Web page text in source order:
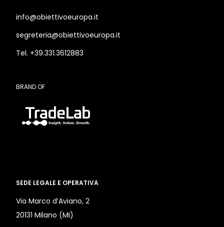
info@obiettivoeuropa.it
segreteria@obiettivoeuropa.it
Tel. +39.331.3612883
BRAND OF
SEDE LEGALE E OPERATIVA
Via Marco d’Aviano, 2
20131 Milano (MI)